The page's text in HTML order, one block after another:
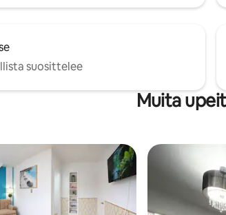
suosittelee
Muita